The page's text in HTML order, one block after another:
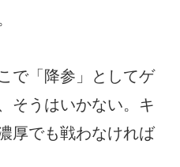
で「降参」としてゲ
そうはいかない。キ
厚でも戦わなければ